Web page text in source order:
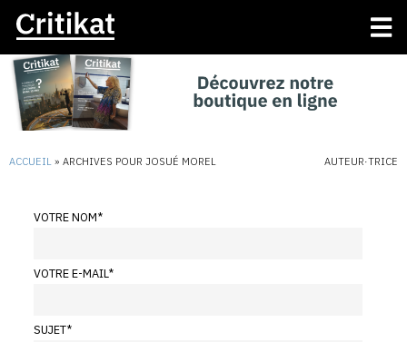
ACCUEIL » ARCHIVES POUR JOSUÉ MOREL AUTEUR·TRICE
VOTRE NOM*
VOTRE E-MAIL*
SUJET*